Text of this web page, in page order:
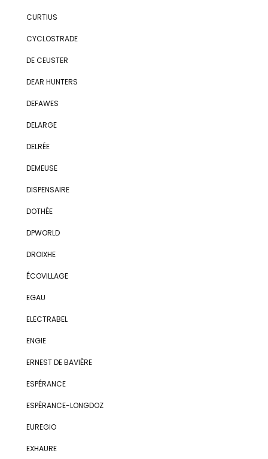
CURTIUS
CYCLOSTRADE
DE CEUSTER
DEAR HUNTERS
DEFAWES
DELARGE
DELRÉE
DEMEUSE
DISPENSAIRE
DOTHÉE
DPWORLD
DROIXHE
ÉCOVILLAGE
EGAU
ELECTRABEL
ENGIE
ERNEST DE BAVIÈRE
ESPÉRANCE
ESPÉRANCE-LONGDOZ
EUREGIO
EXHAURE